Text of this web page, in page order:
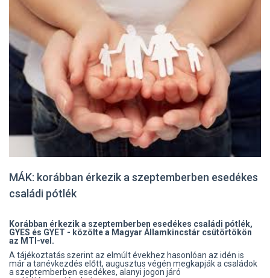
MÁK: korábban érkezik a szeptemberben esedékes
családi pótlék
Korábban érkezik a szeptemberben esedékes családi pótlék,
GYES és GYET - közölte a Magyar Államkincstár csütörtökön
az MTI-vel.
A tájékoztatás szerint az elmúlt évekhez hasonlóan az idén is
már a tanévkezdés előtt, augusztus végén megkapják a családok
a szeptemberben esedékes, alanyi jogon járó